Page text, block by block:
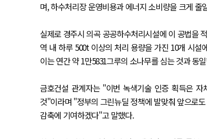
며, 하수처리장 운영비용과 에너지 소비량을 크게 줄
실제로 경주시 의곡 공공하수처리시설에 이 공법을
역 내 하루 500t 이상의 처리 용량을 가진 10개 시
이는 연간 약 1만5831그루의 소나무를 심는 것과 동
금호건설 관계자는 "이번 녹색기술 인증 획득은
것"이라며 "정부의 그린뉴딜 정책에 발맞춰 앞으로
감축에 기여하겠다"고 말했다.